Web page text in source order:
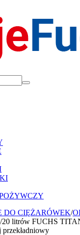
DO CIĘŻARÓWEK/
/20 litrów FUCHS